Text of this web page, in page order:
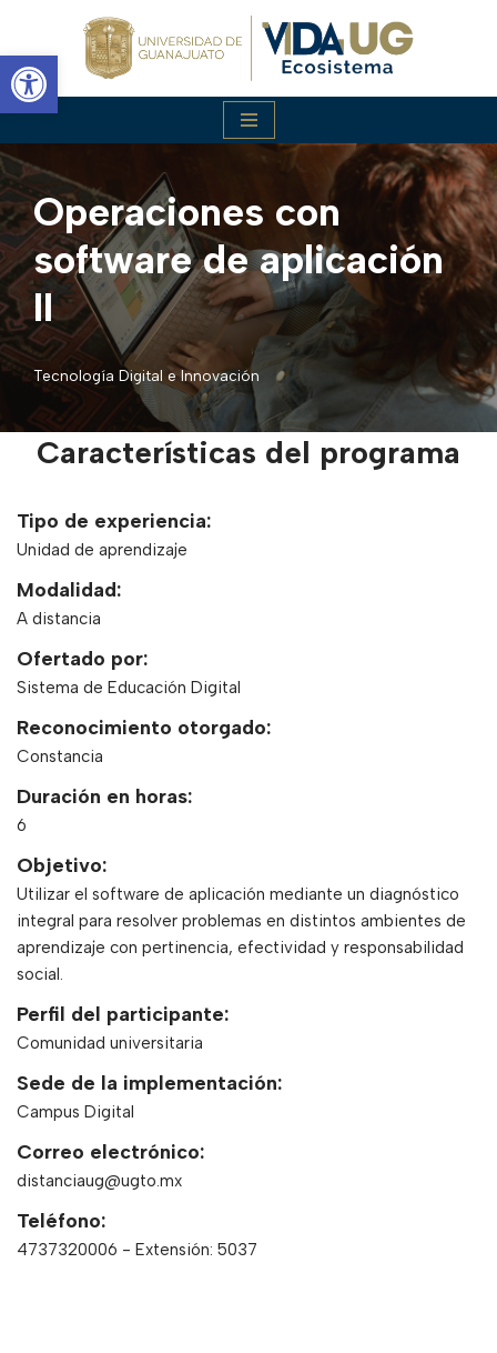
Abrir barra de herramientas
Saltar
al
contenido
Operaciones con
software de aplicación
II
Tecnología Digital e Innovación
Características del programa
Tipo de experiencia:
Unidad de aprendizaje
Modalidad:
A distancia
Ofertado por:
Sistema de Educación Digital
Reconocimiento otorgado:
Constancia
Duración en horas:
6
Objetivo:
Utilizar el software de aplicación mediante un diagnóstico
integral para resolver problemas en distintos ambientes de
aprendizaje con pertinencia, efectividad y responsabilidad
social.
Perfil del participante:
Comunidad universitaria
Sede de la implementación:
Campus Digital
Correo electrónico:
distanciaug@ugto.mx
Teléfono:
4737320006 - Extensión: 5037